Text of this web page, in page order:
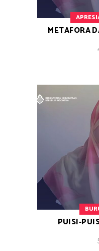
METAFORA
PUISI-